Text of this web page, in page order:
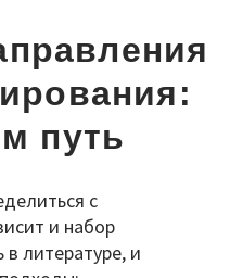
путь
с
и набор
в литературе, и